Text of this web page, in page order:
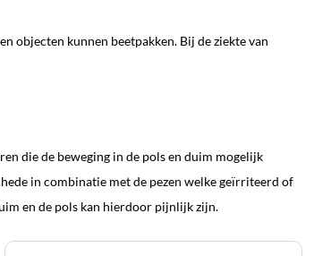
objecten kunnen beetpakken. Bij de ziekte van
die de beweging in de pols en duim mogelijk
in combinatie met de pezen welke geïrriteerd of
en de pols kan hierdoor pijnlijk zijn.